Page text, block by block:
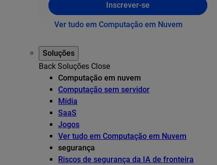
Inscrever-se
Ver tudo em Computação em Nuvem
Soluções
Back Soluções Close
Computação em nuvem
Computação sem servidor
Mídia
SaaS
Jogos
Ver tudo em Computação em Nuvem
segurança
Riscos de segurança da IA de fronteira